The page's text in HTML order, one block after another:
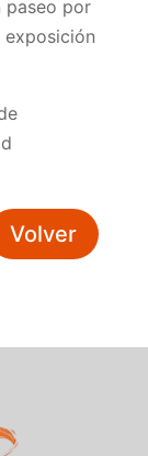
paseo por
exposición
Volver